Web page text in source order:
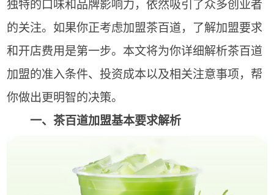
独特的口味和品牌影响力，依然吸引了众多创业者
的关注。如果你正考虑加盟茶百道，了解加盟要求
和开店费用是第一步。本文将为你详细解析茶百道
加盟的准入条件、投资成本以及相关注意事项，帮
你做出更明智的决策。
一、茶百道加盟基本要求解析